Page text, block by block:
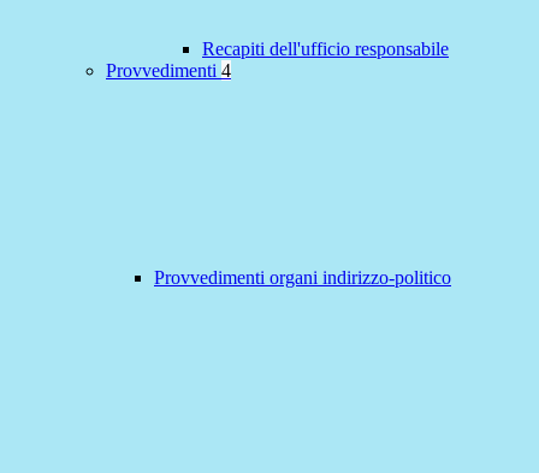
Recapiti dell'ufficio responsabile
Provvedimenti 4
Provvedimenti organi indirizzo-politico